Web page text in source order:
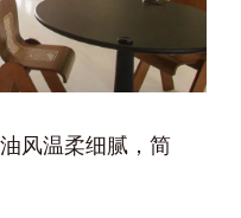
风温柔细腻，简